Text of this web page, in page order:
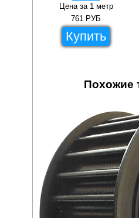
Цена за 1 метр
761 РУБ
Купить
Похожие